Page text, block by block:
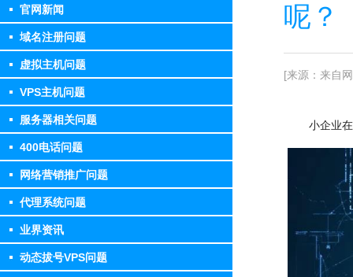
官网新闻
域名注册问题
虚拟主机问题
VPS主机问题
服务器相关问题
400电话问题
网络营销推广问题
代理系统问题
业界资讯
动态拔号VPS问题
呢？
[来源：来自
小企业